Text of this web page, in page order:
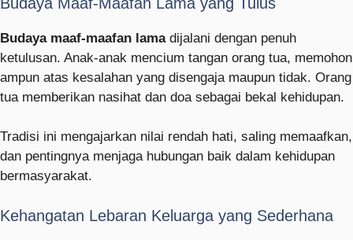
Budaya maaf-maafan lamadijalani dengan penuh
ketulusan. Anak-anak mencium tangan orang tua, memohon
ampun atas kesalahan yang disengaja maupun tidak. Orang
tua memberikan nasihat dan doa sebagai bekal kehidupan.
Tradisi ini mengajarkan nilai rendah hati, saling memaafkan,
dan pentingnya menjaga hubungan baik dalam kehidupan
bermasyarakat.
Kehangatan Lebaran Keluarga yang Sederhana